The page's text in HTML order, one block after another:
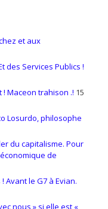
et aux
des Services Publics !
! Maceon trahison .! 15
Losurdo, philosophe
du capitalisme. Pour
de
Avant le G7 à Evian.
nous » si elle est «